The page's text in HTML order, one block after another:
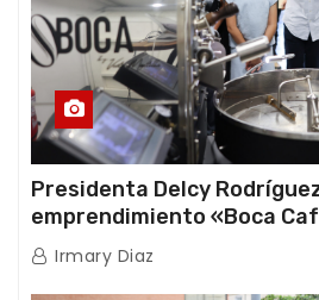
Presidenta Delcy
emprendimiento «Boca
producción nacional hacia
internacionales
Irmary Diaz